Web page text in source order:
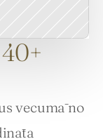
vecumā no